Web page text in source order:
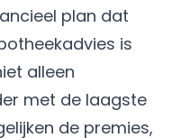
plan dat
is
alleen
met de laagste
de premies,